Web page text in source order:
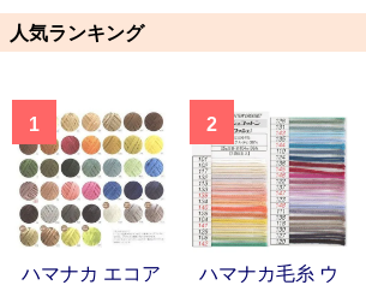
人気ランキング
1
ハマナカ エコア
2
ハマナカ毛糸 ウ